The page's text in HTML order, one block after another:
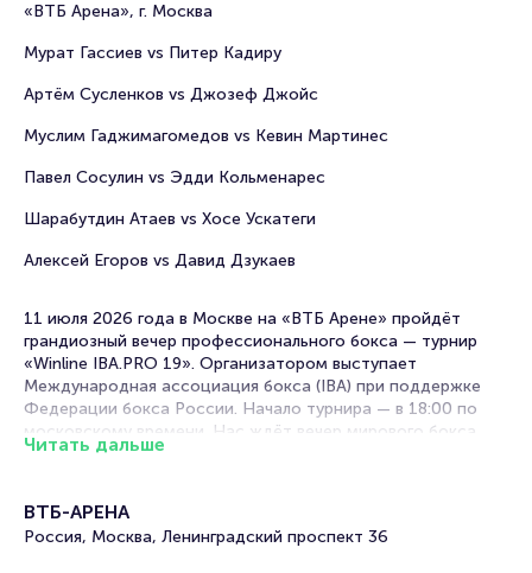
«ВТБ Арена», г. Москва
Мурат Гассиев vs Питер Кадиру
Артём Сусленков vs Джозеф Джойс
Муслим Гаджимагомедов vs Кевин Мартинес
Павел Сосулин vs Эдди Кольменарес
Шарабутдин Атаев vs Хосе Ускатеги
Алексей Егоров vs Давид Дзукаев
11 июля 2026 года в Москве на «ВТБ Арене» пройдёт
грандиозный вечер профессионального бокса — турнир
«Winline IBA.PRO 19». Организатором выступает
Международная ассоциация бокса (IBA) при поддержке
Федерации бокса России. Начало турнира — в 18:00 по
московскому времени. Нас ждёт вечер мирового бокса,
чемпионских имён и поединков, которые нужно увидеть
Главным событием вечера станет бой россиянина Мурата
Гассиева (33-2, 26 КО) против немца Питера Кадиру (23-1,
Читать дальше
ВТБ-АРЕНА
Россия, Москва, Ленинградский проспект 36